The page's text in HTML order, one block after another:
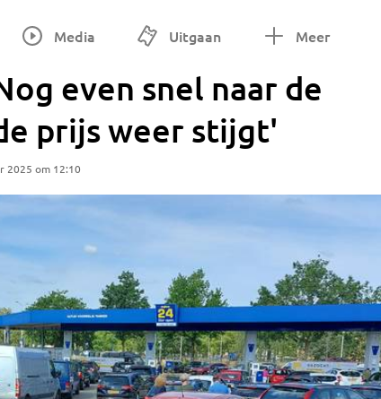
Media Uitgaan Meer
even snel naar de
prijs weer stijgt'
2025 om 12:10